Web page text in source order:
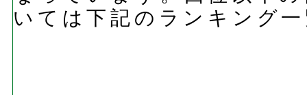
いては下記のランキング